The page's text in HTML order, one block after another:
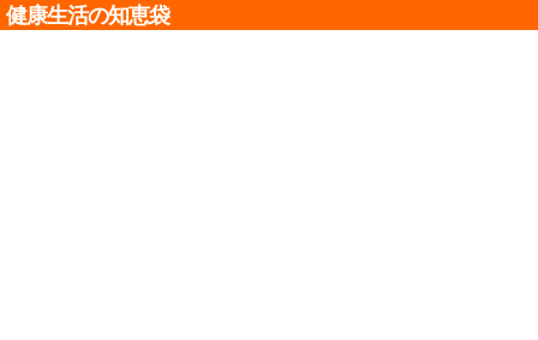
健康生活の知恵袋